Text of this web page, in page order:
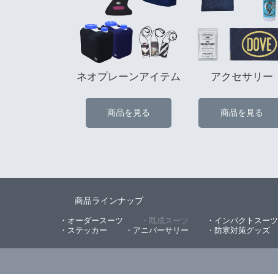
ネオプレーンアイテム
商品を見る
アクセサリー
商品を見る
商品ラインナップ
・オーダースーツ ・既成スーツ ・インパクトスーツ
・ステッカー
・アニバーサリー ・防寒対策グッズ